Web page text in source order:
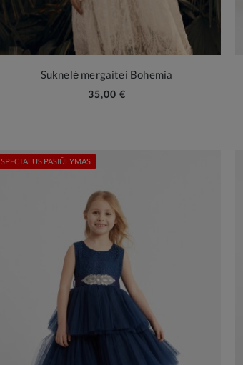
Suknelė mergaitei Bohemia
35,00 €
SPECIALUS PASIŪLYMAS